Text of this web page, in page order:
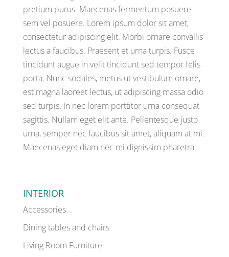
pretium purus. Maecenas fermentum posuere
sem vel posuere. Lorem ipsum dolor sit amet,
consectetur adipiscing elit. Morbi ornare convallis
lectus a faucibus. Praesent et urna turpis. Fusce
tincidunt augue in velit tincidunt sed tempor felis
porta. Nunc sodales, metus ut vestibulum ornare,
est magna laoreet lectus, ut adipiscing massa odio
sed turpis. In nec lorem porttitor urna consequat
sagittis. Nullam eget elit ante. Pellentesque justo
urna, semper nec faucibus sit amet, aliquam at mi.
Maecenas eget diam nec mi dignissim pharetra.
INTERIOR
Accessories
Dining tables and chairs
Living Room Furniture